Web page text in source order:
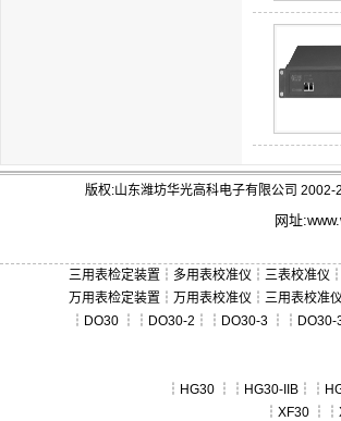
版权:山东潍坊华光高科电子有限公司 2002-
网址:
三用表检定装置 ┆ 多用表校准仪 ┆ 三表校准仪 ┆
万用表检定装置 ┆ 万用表校准仪 ┆ 三用表校准仪
┆ DO30 ┆┆ DO30-2 ┆┆ DO30-3 ┆┆ DO30-
┆ HG30 ┆┆ HG30-IIB ┆┆
┆ XF30 ┆┆